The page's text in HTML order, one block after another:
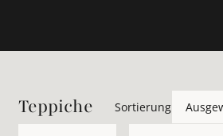
Teppiche Sortierung